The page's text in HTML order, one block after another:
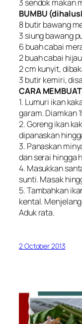
3 sendok makan
BUMBU
8 butir bawang
3 siung bawang
6 buah cabai
2 buah cabai hijau
2 cm kunyit,
3 butir kemiri,
CARA
1. Lumuri ikan
garam. Diamkan
2. Goreng ikan
dipanaskan
3. Panaskan
dan serai hingga
4. Masukkan
sunti. Masak
5. Tambahkan
kental.
Aduk rata.
2 October 2013